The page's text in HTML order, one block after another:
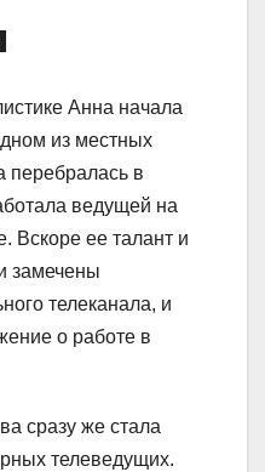
Анна начала
из местных
перебралась в
ведущей на
Вскоре ее талант и
замечены
телеканала, и
о работе в
сразу же стала
телеведущих.